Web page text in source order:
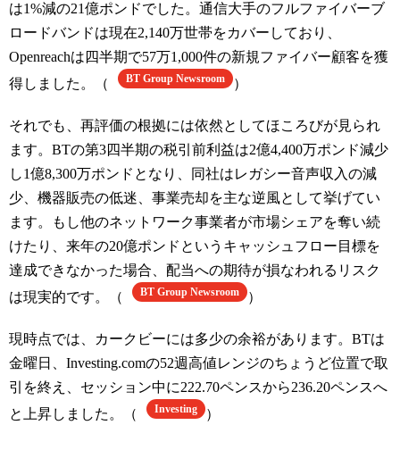
は1%減の21億ポンドでした。通信大手のフルファイバーブ
ロードバンドは現在2,140万世帯をカバーしており、
Openreachは四半期で57万1,000件の新規ファイバー顧客を獲
得しました。（
BT Group Newsroom ）
それでも、再評価の根拠には依然としてほころびが見られ
ます。BTの第3四半期の税引前利益は2億4,400万ポンド減少
し1億8,300万ポンドとなり、同社はレガシー音声収入の減
少、機器販売の低迷、事業売却を主な逆風として挙げてい
ます。もし他のネットワーク事業者が市場シェアを奪い続
けたり、来年の20億ポンドというキャッシュフロー目標を
達成できなかった場合、配当への期待が損なわれるリスク
は現実的です。（
BT Group Newsroom ）
現時点では、カークビーには多少の余裕があります。BTは
金曜日、Investing.comの52週高値レンジのちょうど位置で取
引を終え、セッション中に222.70ペンスから236.20ペンスへ
と上昇しました。（
Investing ）